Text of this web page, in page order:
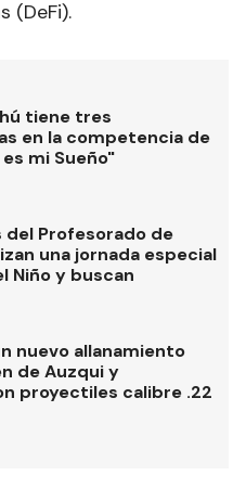
(DeFi).
tiene tres
en la competencia de
mi Sueño"
del Profesorado de
una jornada especial
Niño y buscan
nuevo allanamiento
de Auzqui y
proyectiles calibre .22